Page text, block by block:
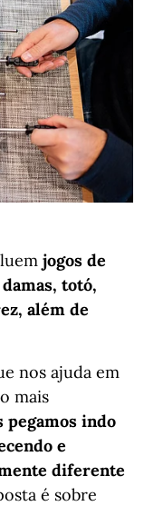
jogos de
totó,
além de
nos ajuda em
mais
pegamos indo
e
diferente
é sobre